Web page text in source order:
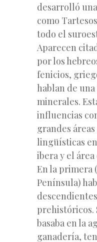
desarrolló
como
todo el
Aparecen
por los
fenicios,
hablan de
minerales.
influencias
grandes
lingüísticas
ibera y el área
En la primera
Península)
prehistóricos.
basaba en la
ganadería,